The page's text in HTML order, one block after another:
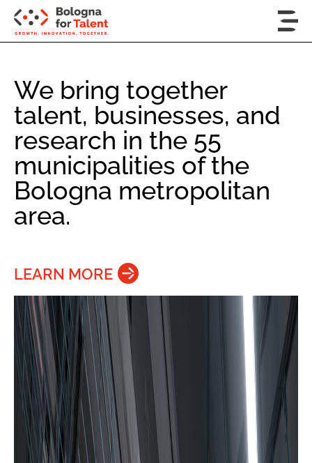
We bring together
talent, businesses, and
research in the 55
municipalities of the
Bologna metropolitan
area.
LEARN MORE